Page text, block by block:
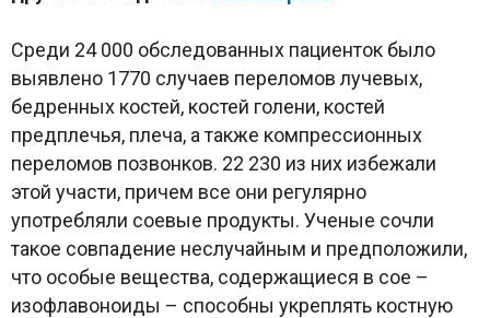
Среди 24 000 обследованных пациенток было
выявлено 1770 случаев переломов лучевых,
бедренных костей, костей голени, костей
предплечья, плеча, а также компрессионных
переломов позвонков. 22 230 из них избежали
этой участи, причем все они регулярно
употребляли соевые продукты. Ученые сочли
такое совпадение неслучайным и предположили,
что особые вещества, содержащиеся в сое –
изофлавоноиды – способны укреплять костную